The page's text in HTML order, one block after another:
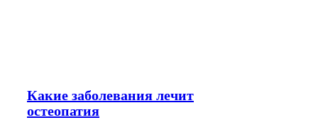
Какие заболевания лечит
остеопатия